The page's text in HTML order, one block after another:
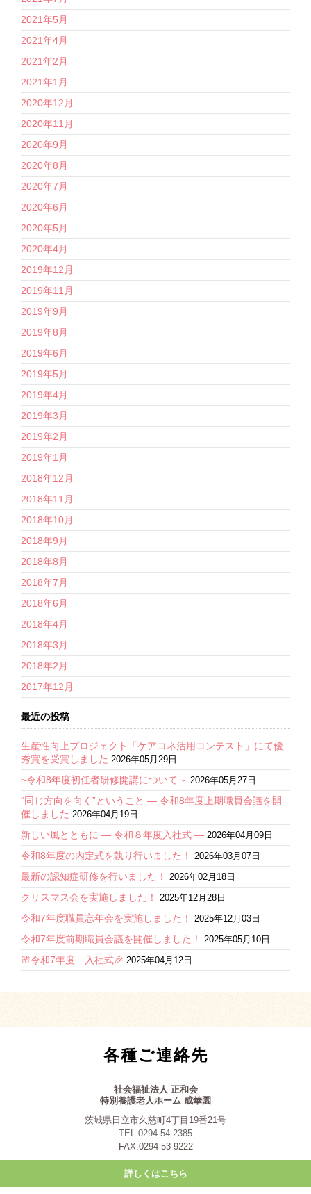
2021年5月
2021年4月
2021年2月
2021年1月
2020年12月
2020年11月
2020年9月
2020年8月
2020年7月
2020年6月
2020年5月
2020年4月
2019年12月
2019年11月
2019年9月
2019年8月
2019年6月
2019年5月
2019年4月
2019年3月
2019年2月
2019年1月
2018年12月
2018年11月
2018年10月
2018年9月
2018年8月
2018年7月
2018年6月
2018年4月
2018年3月
2018年2月
2017年12月
最近の投稿
生産性向上プロジェクト「ケアコネ活用コンテスト」にて優
秀賞を受賞しました 2026年05月29日
~令和8年度初任者研修開講について～ 2026年05月27日
“同じ方向を向く”ということ ― 令和8年度上期職員会議を開
催しました 2026年04月19日
新しい風とともに ― 令和８年度入社式 ― 2026年04月09日
令和8年度の内定式を執り行いました！ 2026年03月07日
最新の認知症研修を行いました！ 2026年02月18日
クリスマス会を実施しました！ 2025年12月28日
令和7年度職員忘年会を実施しました！ 2025年12月03日
令和7年度前期職員会議を開催しました！ 2025年05月10日
🌸令和7年度 入社式🎉 2025年04月12日
各種ご連絡先
社会福祉法人 正和会
特別養護老人ホーム 成華園
茨城県日立市久慈町4丁目19番21号
TEL.0294-54-2385
FAX.0294-53-9222
詳しくはこちら